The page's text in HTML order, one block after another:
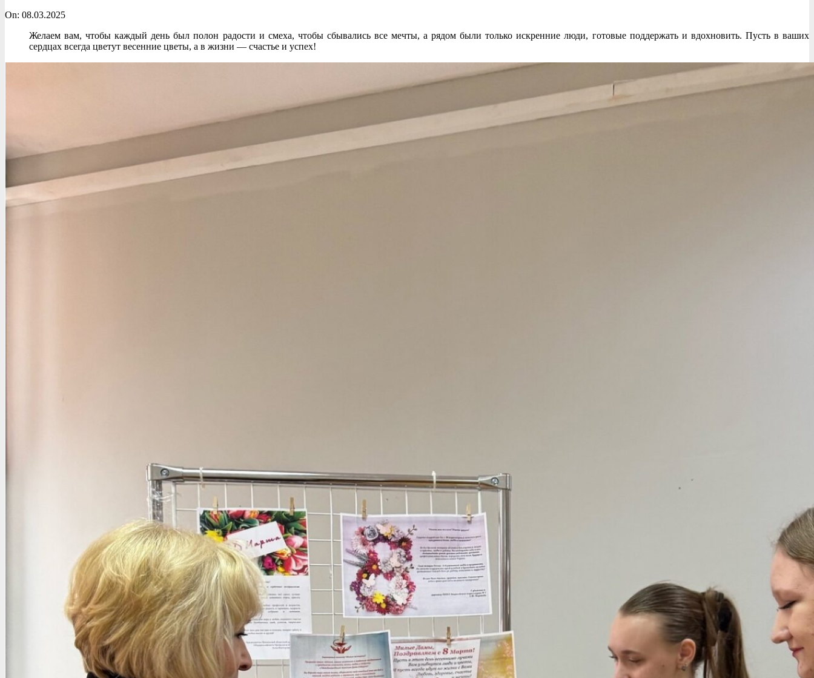
On: 08.03.2025
Желаем вам, чтобы каждый день был полон радости и смеха, чтобы сбывались все мечты, а рядом были только искренние люди, готовые поддержать и вдохновить. Пусть в ваших
сердцах всегда цветут весенние цветы, а в жизни — счастье и успех!